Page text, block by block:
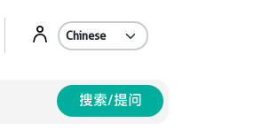
搜索/提问